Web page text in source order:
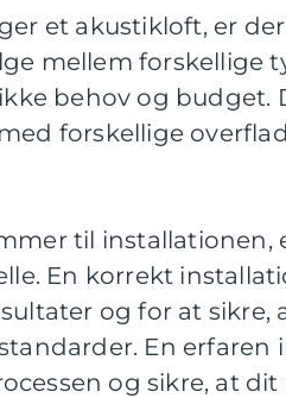
et akustikloft, er
mellem forskellige
behov og budget.
forskellige
til
En korrekt
og for at
En erfaren
og sikre, at